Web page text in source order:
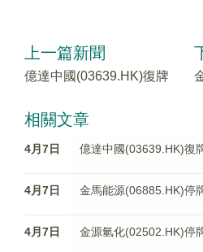
上一篇新聞
億達中國(03639.HK)復牌
相關文章
4月7日 億達中國(03639.HK)復
4月7日 金馬能源(06885.HK)停
4月7日 金源氫化(02502.HK)停